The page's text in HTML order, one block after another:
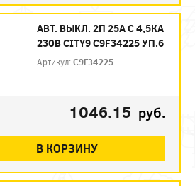
АВТ. ВЫКЛ. 2П 25А С 4,5КА
230В CITY9 C9F34225 УП.6
Артикул:C9F34225
1046.15 руб.
В КОРЗИНУ